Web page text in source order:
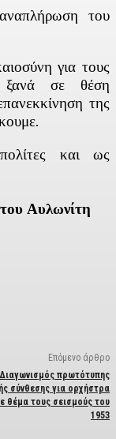
του
για τους
ξανά σε θέση
της
και ως
Αυλωνίτη
Επόμενο άρθρο
πρωτότυπης
σύνθεσης για ορχήστρα
θέμα τους σεισμούς του
1953